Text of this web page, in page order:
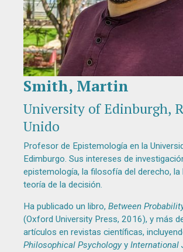
Diapositiva 1 de 1
Smith, Martin
University of Edinburgh,
Unido
Profesor de Epistemología en la
Edimburgo. Sus intereses de
epistemología, la filosofía del derecho, la
teoría de la decisión.
Ha publicado un libro, Between
(Oxford University Press, 2016), y más
artículos en revistas científicas,
Philosophical Psychologyy International